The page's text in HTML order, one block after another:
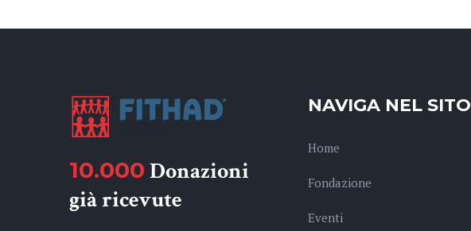
10.000 Donazioni
già ricevute
NAVIGA NEL SITO
Home
Fondazione
Eventi